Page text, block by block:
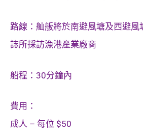
路線： 舢舨將於南避風塘及西避風
誌所採訪漁港產業廠商
船程： 30分鐘內
費用：
成人 – 每位 $50